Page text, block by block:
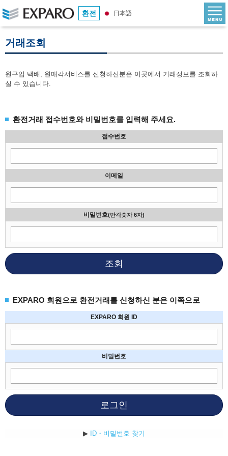
환전 日本語
거래조회
원구입 택배, 원매각서비스를 신청하신분은 이곳에서 거래정보를 조회하
실 수 있습니다.
환전거래 접수번호와 비밀번호를 입력해 주세요.
접수번호
이메일
비밀번호(반각숫자 6자)
조회
EXPARO 회원으로 환전거래를 신청하신 분은 이쪽으로
EXPARO 회원 ID
비밀번호
로그인
▶ ID・비밀번호 찾기